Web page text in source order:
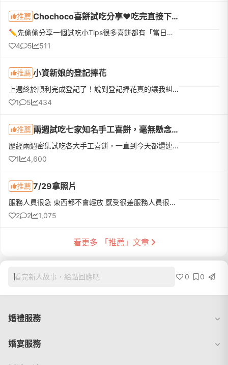
推薦 Chochoco喜餅試吃分享❤️吃完直接下訂❤️我的命定喜餅
✏️先偷偷分享一個試吃小Tips很多喜餅都有「當日下訂優惠」，如果本來就有好幾間想試，真的很建議全部排同一天，最期待的那間放最後！而且千萬不要剛吃飽就去～原本想說「不就吃幾塊餅乾嗎？」結果超飽😆因為還有不少...
4
5 511
推薦 小資新娘的登記捧花
上週終於順利完成登記了！說到登記捧花真的讓我糾結一陣子。一開始先生覺得去戶政事務所拍個照，找間花店買束鮮花就好。但我去問了幾間稍微有設計感的，報價都要兩三千塊。想到最近天氣這麼熱，鮮花拿在手上拍完大概...
1
5 434
推薦 兩週試吃七家知名手工喜餅，毫無懸念 enchantée 樂朗奇
歷經兩週密集試吃各大手工喜餅，一直到今天都還連跑兩間 (自此大半年隊友再也不想吃餅乾)，最後終於毫無懸念下訂樂朗奇，搞定本人最期待的喜餅這件事門市試吃：but.、Ooh La Love、樂朗奇、卡柏蒂宅配試吃：bobonono...
1
4,600
推薦 7/29拿照片
服務人員很急 東西都不會輕放 感受很差服務人員很急 東西都不會輕放 感受很差服務人員很急 東西都不會輕放 感受很差
2
2 1,075
看更多 「推薦」文章
看完新人故事，給點回應吧 0 0
婚禮服務
婚宴服務